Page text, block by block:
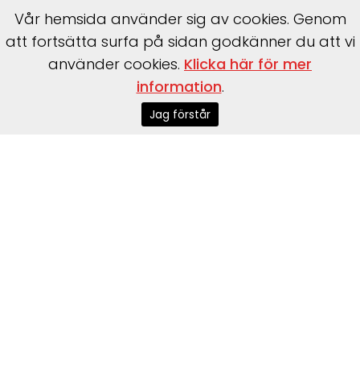
Husbilar i lager
Vår hemsida använder sig av cookies. Genom
att fortsätta surfa på sidan godkänner du att vi
använder cookies. Klicka här för mer
information.
Jag förstår